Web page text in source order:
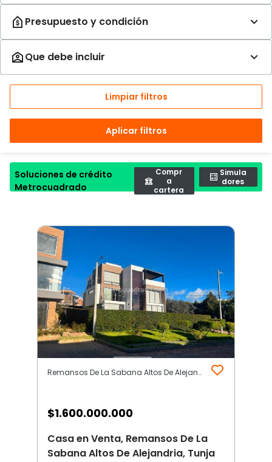
Limpiar filtros
Aplicar filtros
Soluciones de crédito
Metrocuadrado
Compr
a
cartera
Simula
dores
Remansos De La Sabana Altos De Alejandria | Tunja
$1.600.000.000
Casa en Venta, Remansos De La
Sabana Altos De Alejandria, Tunja